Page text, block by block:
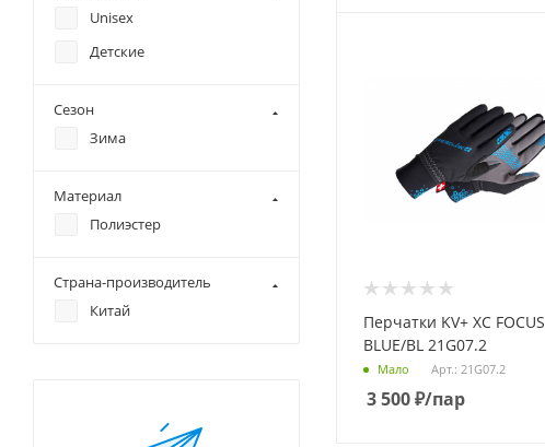
Перчатки KV+ XC FOCUS
BLUE/BL 21G07.2
Мало Арт.: 21G07.2
3 500₽/пар
Unisex
Детские
Сезон
Зима
Материал
Полиэстер
Страна-производитель
Китай